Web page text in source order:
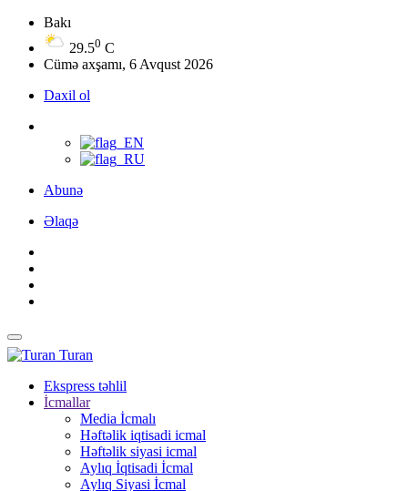
Bakı
29.50 C
Cümə axşamı, 6 Avqust 2026
Daxil ol
Abunə
Əlaqə
Turan
Ekspress təhlil
İcmallar
Media İcmalı
Həftəlik iqtisadi icmal
Həftəlik siyasi icmal
Aylıq İqtisadi İcmal
Aylıq Siyasi İcmal